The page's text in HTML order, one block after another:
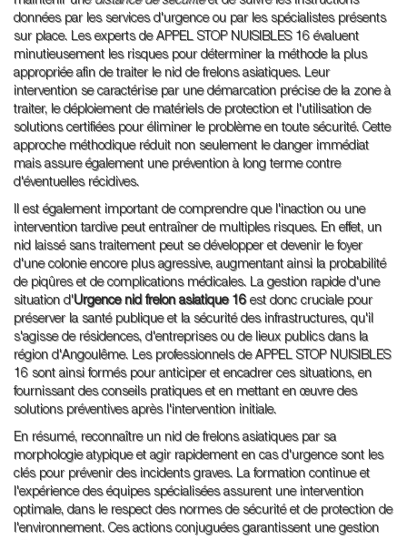
données par les services d'urgence ou par les spécialistes présents
sur place. Les experts de APPEL STOP NUISIBLES 16 évaluent
minutieusement les risques pour déterminer la méthode la plus
appropriée afin de traiter le nid de frelons asiatiques. Leur
intervention se caractérise par une démarcation précise de la zone à
traiter, le déploiement de matériels de protection et l'utilisation de
solutions certifiées pour éliminer le problème en toute sécurité. Cette
approche méthodique réduit non seulement le danger immédiat
mais assure également une prévention à long terme contre
d'éventuelles récidives.
Il est également important de comprendre que l'inaction ou une
intervention tardive peut entraîner de multiples risques. En effet, un
nid laissé sans traitement peut se développer et devenir le foyer
d'une colonie encore plus agressive, augmentant ainsi la probabilité
de piqûres et de complications médicales. La gestion rapide d'une
situation d'Urgence nid frelon asiatique 16est donc cruciale pour
préserver la santé publique et la sécurité des infrastructures, qu'il
s'agisse de résidences, d'entreprises ou de lieux publics dans la
région d'Angoulême. Les professionnels de APPEL STOP NUISIBLES
16 sont ainsi formés pour anticiper et encadrer ces situations, en
fournissant des conseils pratiques et en mettant en œuvre des
solutions préventives après l'intervention initiale.
En résumé, reconnaître un nid de frelons asiatiques par sa
morphologie atypique et agir rapidement en cas d'urgence sont les
clés pour prévenir des incidents graves. La formation continue et
l'expérience des équipes spécialisées assurent une intervention
optimale, dans le respect des normes de sécurité et de protection de
l'environnement. Ces actions conjuguées garantissent une gestion